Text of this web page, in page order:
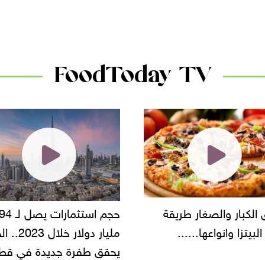
FoodToday TV
حجم استثمارات يصل لـ 94
"أمن القاهرة" يضبط
شركة مطاعم استولى على
أموال المواطنين بزعم